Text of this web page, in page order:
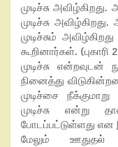
முடிச்சு
முடிச்சு
முடிச்சும்
கூறினார்கள். (புகாரி
முடிச்சு என்றவுடன்
நினைத்து
முடிச்சை
முடிச்சு என்று
போடப்பட்டுள்ளது என
மேலும்